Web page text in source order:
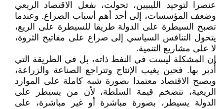
عنصرا لتوحيد الليبيين، تحولت، بفعل الاقتصاد الريعي
وضعف المؤسسات، إلى أحد أهم أسباب الصراع. وعندما
تصبح السيطرة على الدولة طريقا للسيطرة على الريع،
يتحول التنافس السياسي إلى صراع على مفاتيح الثروة،
لا على مشاريع التنمية.
إن المشكلة ليست في النفط ذاته، بل في الطريقة التي
أُدير بها. فحين يغيب الإنتاج وتتراجع الصناعة والزراعة،
ويصبح الاقتصاد معتمدا بصورة شبه كاملة على الموارد
الريعية، تتضخم قيمة السلطة، لأن من يسيطر على
الدولة يسيطر، بصورة مباشرة أو غير مباشرة، على